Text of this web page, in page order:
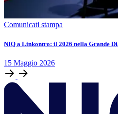
Comunicati stampa
NIQ a Linkontro: il 2026 nella Grande
15 Maggio 2026